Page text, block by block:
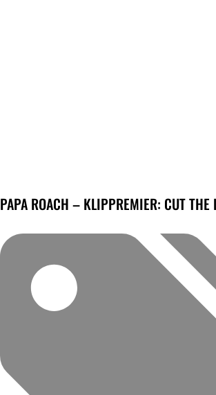
PAPA ROACH – KLIPPREMIER: CUT THE